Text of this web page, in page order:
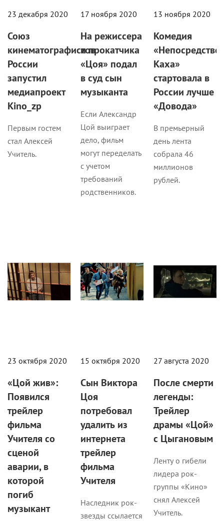
23 декабря 2020
Союз
кинематографистов
России
запустил
медиапроект
Кino_zp
Первым гостем
стал Алексей
Учитель.
17 ноября 2020
На режиссера
и прокатчика
«Цоя» подал
в суд сын
музыканта
Если Александр
Цой выиграет
дело, фильм
могут переделать
с учетом
требований
родственников.
13 ноября 2020
Комедия
Каха»
стартовала в
России лучше
«Довода»
В премьерный
день лента
собрала 46
миллионов
рублей.
23 октября 2020
«Цой жив»:
Появился
трейлер
фильма
Учителя со
сценой
аварии, в
которой
погиб
музыкант
15 октября 2020
Сын Виктора
Цоя
потребовал
удалить из
интернета
трейлер
фильма
Учителя
Наследник рок-
звезды ссылается
27 августа 2020
После смерти
легенды:
Трейлер
драмы «Цой»
с Цыгановым
Ленту о гибели
лидера рок-
группы «Кино»
снял Алексей
Учитель.